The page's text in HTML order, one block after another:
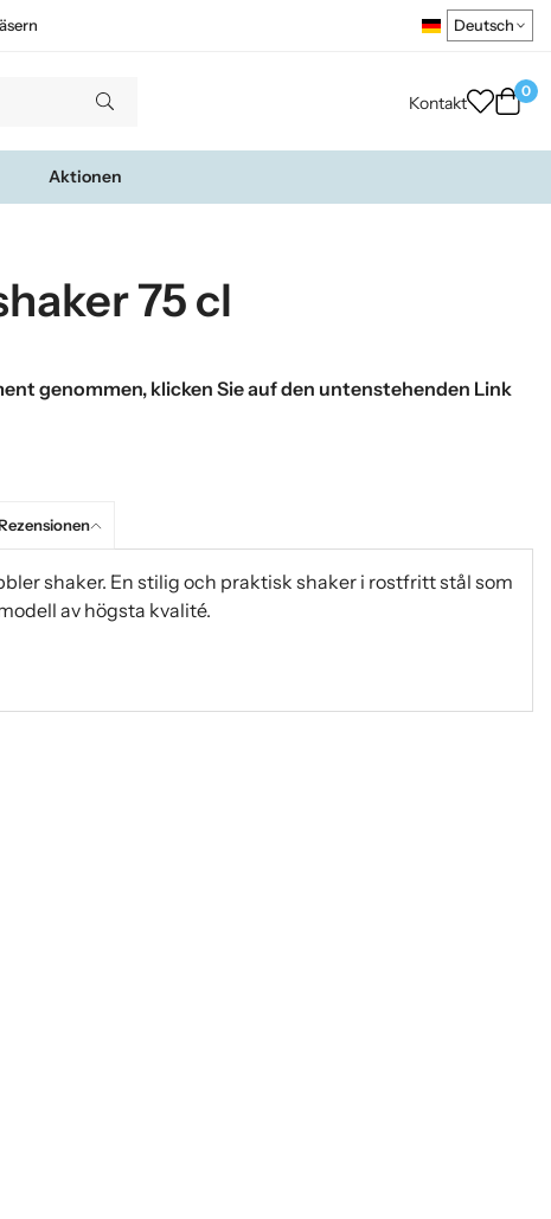
Kontakt
0
Aktionen
75 cl
genommen, klicken Sie auf den untenstehenden Link
shaker. En stilig och praktisk shaker i rostfritt stål som
av högsta kvalité.